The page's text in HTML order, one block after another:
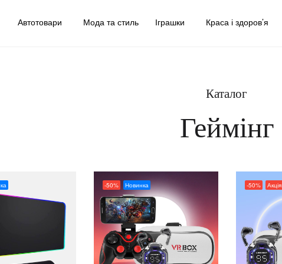
Автотовари Мода та стиль Іграшки Краса і здоров’я
Каталог
Геймінг
-50% Новинка -50% Акція